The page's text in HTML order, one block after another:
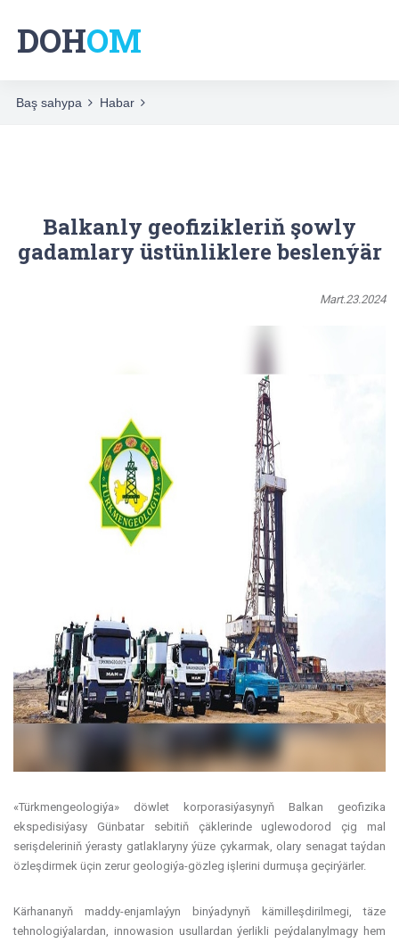
DOHOM
Baş sahypa Habar
Balkanly geofizikleriň şowly
gadamlary üstünliklere beslenýär
Mart.23.2024
«Türkmengeologiýa» döwlet korporasiýasynyň Balkan geofizika
ekspedisiýasy Günbatar sebitiň çäklerinde uglewodorod çig mal
serişdeleriniň ýerasty gatlaklaryny ýüze çykarmak, olary senagat taýdan
özleşdirmek üçin zerur geologiýa-gözleg işlerini durmuşa geçirýärler.
Kärhananyň maddy-enjamlaýyn binýadynyň kämilleşdirilmegi, täze
tehnologiýalardan, innowasion usullardan ýerlikli peýdalanylmagy hem